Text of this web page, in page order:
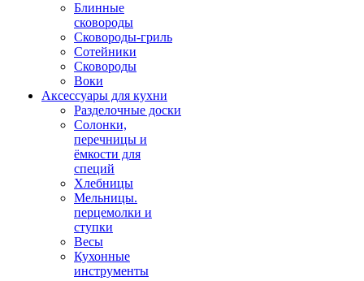
Блинные
сковороды
Сковороды-гриль
Сотейники
Сковороды
Воки
Аксессуары для кухни
Разделочные доски
Солонки,
перечницы и
ёмкости для
специй
Хлебницы
Мельницы.
перцемолки и
ступки
Весы
Кухонные
инструменты